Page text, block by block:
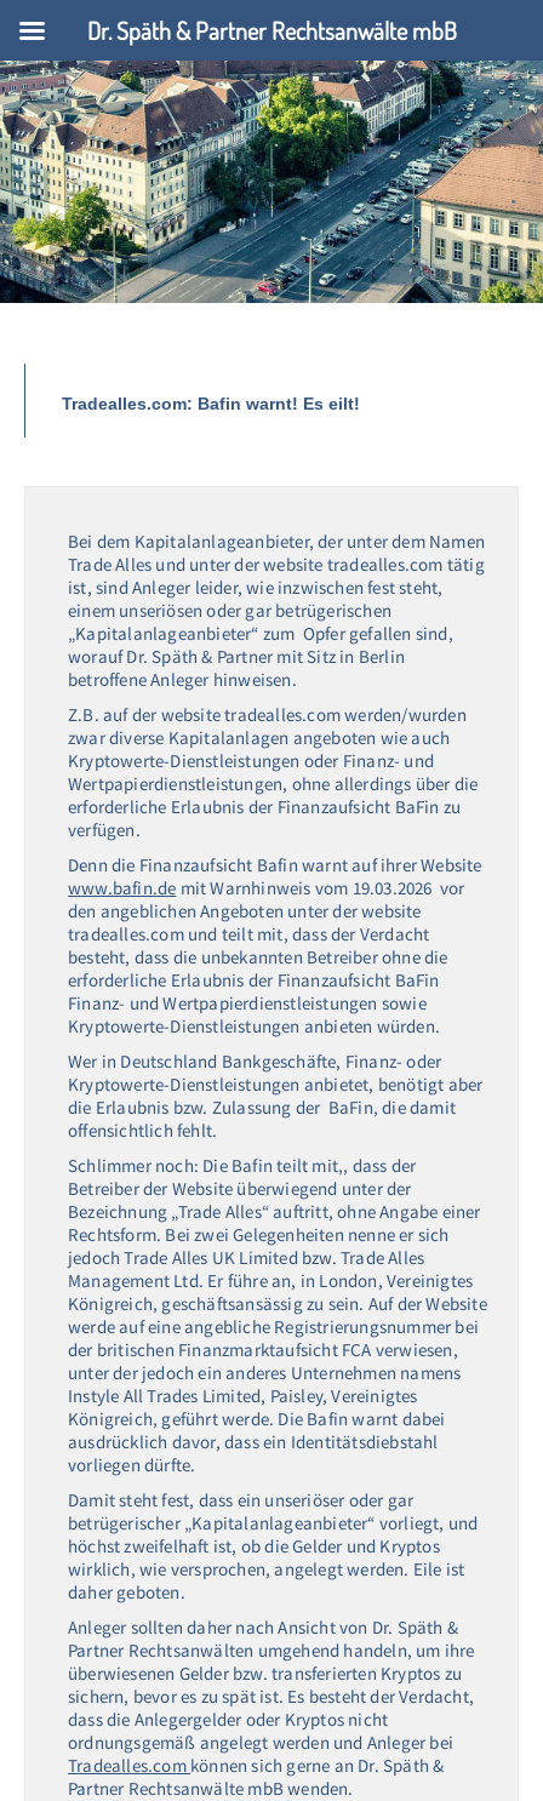
Tradealles.com: Bafin warnt! Es eilt!
Bei dem Kapitalanlageanbieter, der unter dem Namen
Trade Alles und unter der website tradealles.com tätig
ist, sind Anleger leider, wie inzwischen fest steht,
einem unseriösen oder gar betrügerischen
„Kapitalanlageanbieter“ zum Opfer gefallen sind,
worauf Dr. Späth & Partner mit Sitz in Berlin
betroffene Anleger hinweisen.
Z.B. auf der website tradealles.com werden/wurden
zwar diverse Kapitalanlagen angeboten wie auch
Kryptowerte-Dienstleistungen oder Finanz- und
Wertpapierdienstleistungen, ohne allerdings über die
erforderliche Erlaubnis der Finanzaufsicht BaFin zu
verfügen.
Denn die Finanzaufsicht Bafin warnt auf ihrer Website
www.bafin.de mit Warnhinweis vom 19.03.2026 vor
den angeblichen Angeboten unter der website
tradealles.com und teilt mit, dass der Verdacht
besteht, dass die unbekannten Betreiber ohne die
erforderliche Erlaubnis der Finanzaufsicht BaFin
Finanz- und Wertpapierdienstleistungen sowie
Kryptowerte-Dienstleistungen anbieten würden.
Wer in Deutschland Bankgeschäfte, Finanz- oder
Kryptowerte-Dienstleistungen anbietet, benötigt aber
die Erlaubnis bzw. Zulassung der BaFin, die damit
offensichtlich fehlt.
Schlimmer noch: Die Bafin teilt mit,, dass der
Betreiber der Website überwiegend unter der
Bezeichnung „Trade Alles“ auftritt, ohne Angabe einer
Rechtsform. Bei zwei Gelegenheiten nenne er sich
jedoch Trade Alles UK Limited bzw. Trade Alles
Management Ltd. Er führe an, in London, Vereinigtes
Königreich, geschäftsansässig zu sein. Auf der Website
werde auf eine angebliche Registrierungsnummer bei
der britischen Finanzmarktaufsicht FCA verwiesen,
unter der jedoch ein anderes Unternehmen namens
Instyle All Trades Limited, Paisley, Vereinigtes
Königreich, geführt werde. Die Bafin warnt dabei
ausdrücklich davor, dass ein Identitätsdiebstahl
vorliegen dürfte.
Damit steht fest, dass ein unseriöser oder gar
betrügerischer „Kapitalanlageanbieter“ vorliegt, und
höchst zweifelhaft ist, ob die Gelder und Kryptos
wirklich, wie versprochen, angelegt werden. Eile ist
daher geboten.
Anleger sollten daher nach Ansicht von Dr. Späth &
Partner Rechtsanwälten umgehend handeln, um ihre
überwiesenen Gelder bzw. transferierten Kryptos zu
sichern, bevor es zu spät ist. Es besteht der Verdacht,
dass die Anlegergelder oder Kryptos nicht
ordnungsgemäß angelegt werden und Anleger bei
Tradealles.com können sich gerne an Dr. Späth &
Partner Rechtsanwälte mbB wenden.
Dr. Späth & Partner Rechtsanwälte mbB